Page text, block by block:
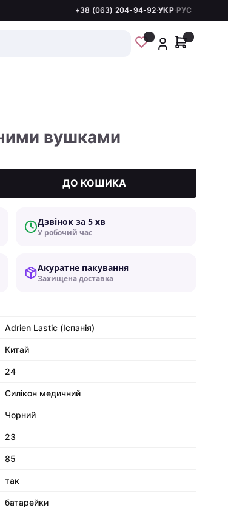
+38 (063) 204-94-92·УКР·РУС
вушками
ДО КОШИКА
Дзвінок за 5 хв
У робочий час
Акуратне пакування
Захищена доставка
Adrien Lastic (Іспанія)
Китай
24
Силікон медичний
Чорний
23
85
так
батарейки